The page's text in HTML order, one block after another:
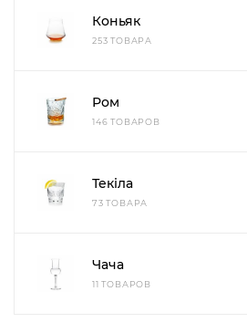
Коньяк
253 ТОВАРА
Ром
146 ТОВАРОВ
Текіла
73 ТОВАРА
Чача
11 ТОВАРОВ